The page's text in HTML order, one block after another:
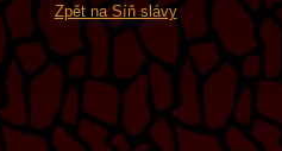
Zpět na Síň slávy